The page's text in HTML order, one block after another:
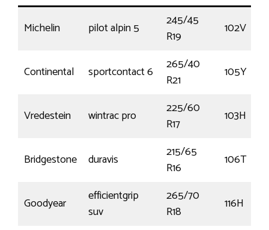
Michelin pilot alpin 5
245/45
R19
102V
Continental sportcontact 6
265/40
R21
105Y
Vredestein wintrac pro
225/60
R17
103H
Bridgestone duravis
215/65
R16
106T
Goodyear
efficientgrip
suv
265/70
R18
116H